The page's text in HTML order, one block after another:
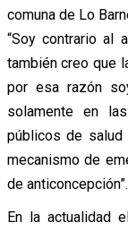
comuna de Lo
“Soy contrario al
también creo que
por esa razón
solamente en
públicos de
mecanismo de
de anticoncepción”.
En la actualidad